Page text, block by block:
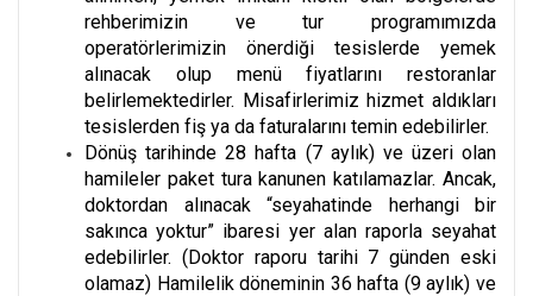
rehberimizin ve tur programımızda
operatörlerimizin önerdiği tesislerde yemek
alınacak olup menü fiyatlarını restoranlar
belirlemektedirler. Misafirlerimiz hizmet aldıkları
tesislerden fiş ya da faturalarını temin edebilirler.
Dönüş tarihinde 28 hafta (7 aylık) ve üzeri olan
hamileler paket tura kanunen katılamazlar. Ancak,
doktordan alınacak “seyahatinde herhangi bir
sakınca yoktur” ibaresi yer alan raporla seyahat
edebilirler. (Doktor raporu tarihi 7 günden eski
olamaz) Hamilelik döneminin 36 hafta (9 aylık) ve